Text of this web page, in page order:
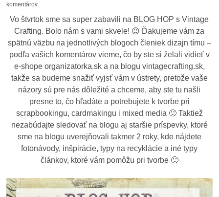
komentárov
Vo štvrtok sme sa super zabavili na BLOG HOP s Vintage
Crafting. Bolo nám s vami skvele! 😉 Ďakujeme vám za
spätnú väzbu na jednotlivých blogoch členiek dizajn tímu –
podľa vašich komentárov vieme, čo by ste si želali vidieť v
e-shope organizatorka.sk a na blogu vintagecrafting.sk,
takže sa budeme snažiť vyjsť vám v ústrety, pretože vaše
názory sú pre nás dôležité a chceme, aby ste tu našli
presne to, čo hľadáte a potrebujete k tvorbe pri
scrapbookingu, cardmakingu i mixed media 🙂 Taktiež
nezabúdajte sledovať na blogu aj staršie príspevky, ktoré
sme na blogu uverejňovali takmer 2 roky, kde nájdete
fotonávody, inšpirácie, typy na recyklácie a iné typy
článkov, ktoré vám pomôžu pri tvorbe 🙂